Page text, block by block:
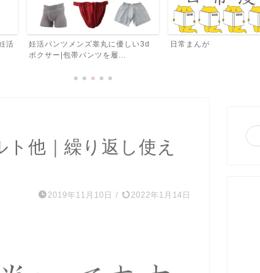
活
妊活パンツメンズ睾丸に優しい3d
ボクサー|包帯パンツを履...
日常まんが
他｜繰り返し使え
2019年11月10日 / 2022年1月14日